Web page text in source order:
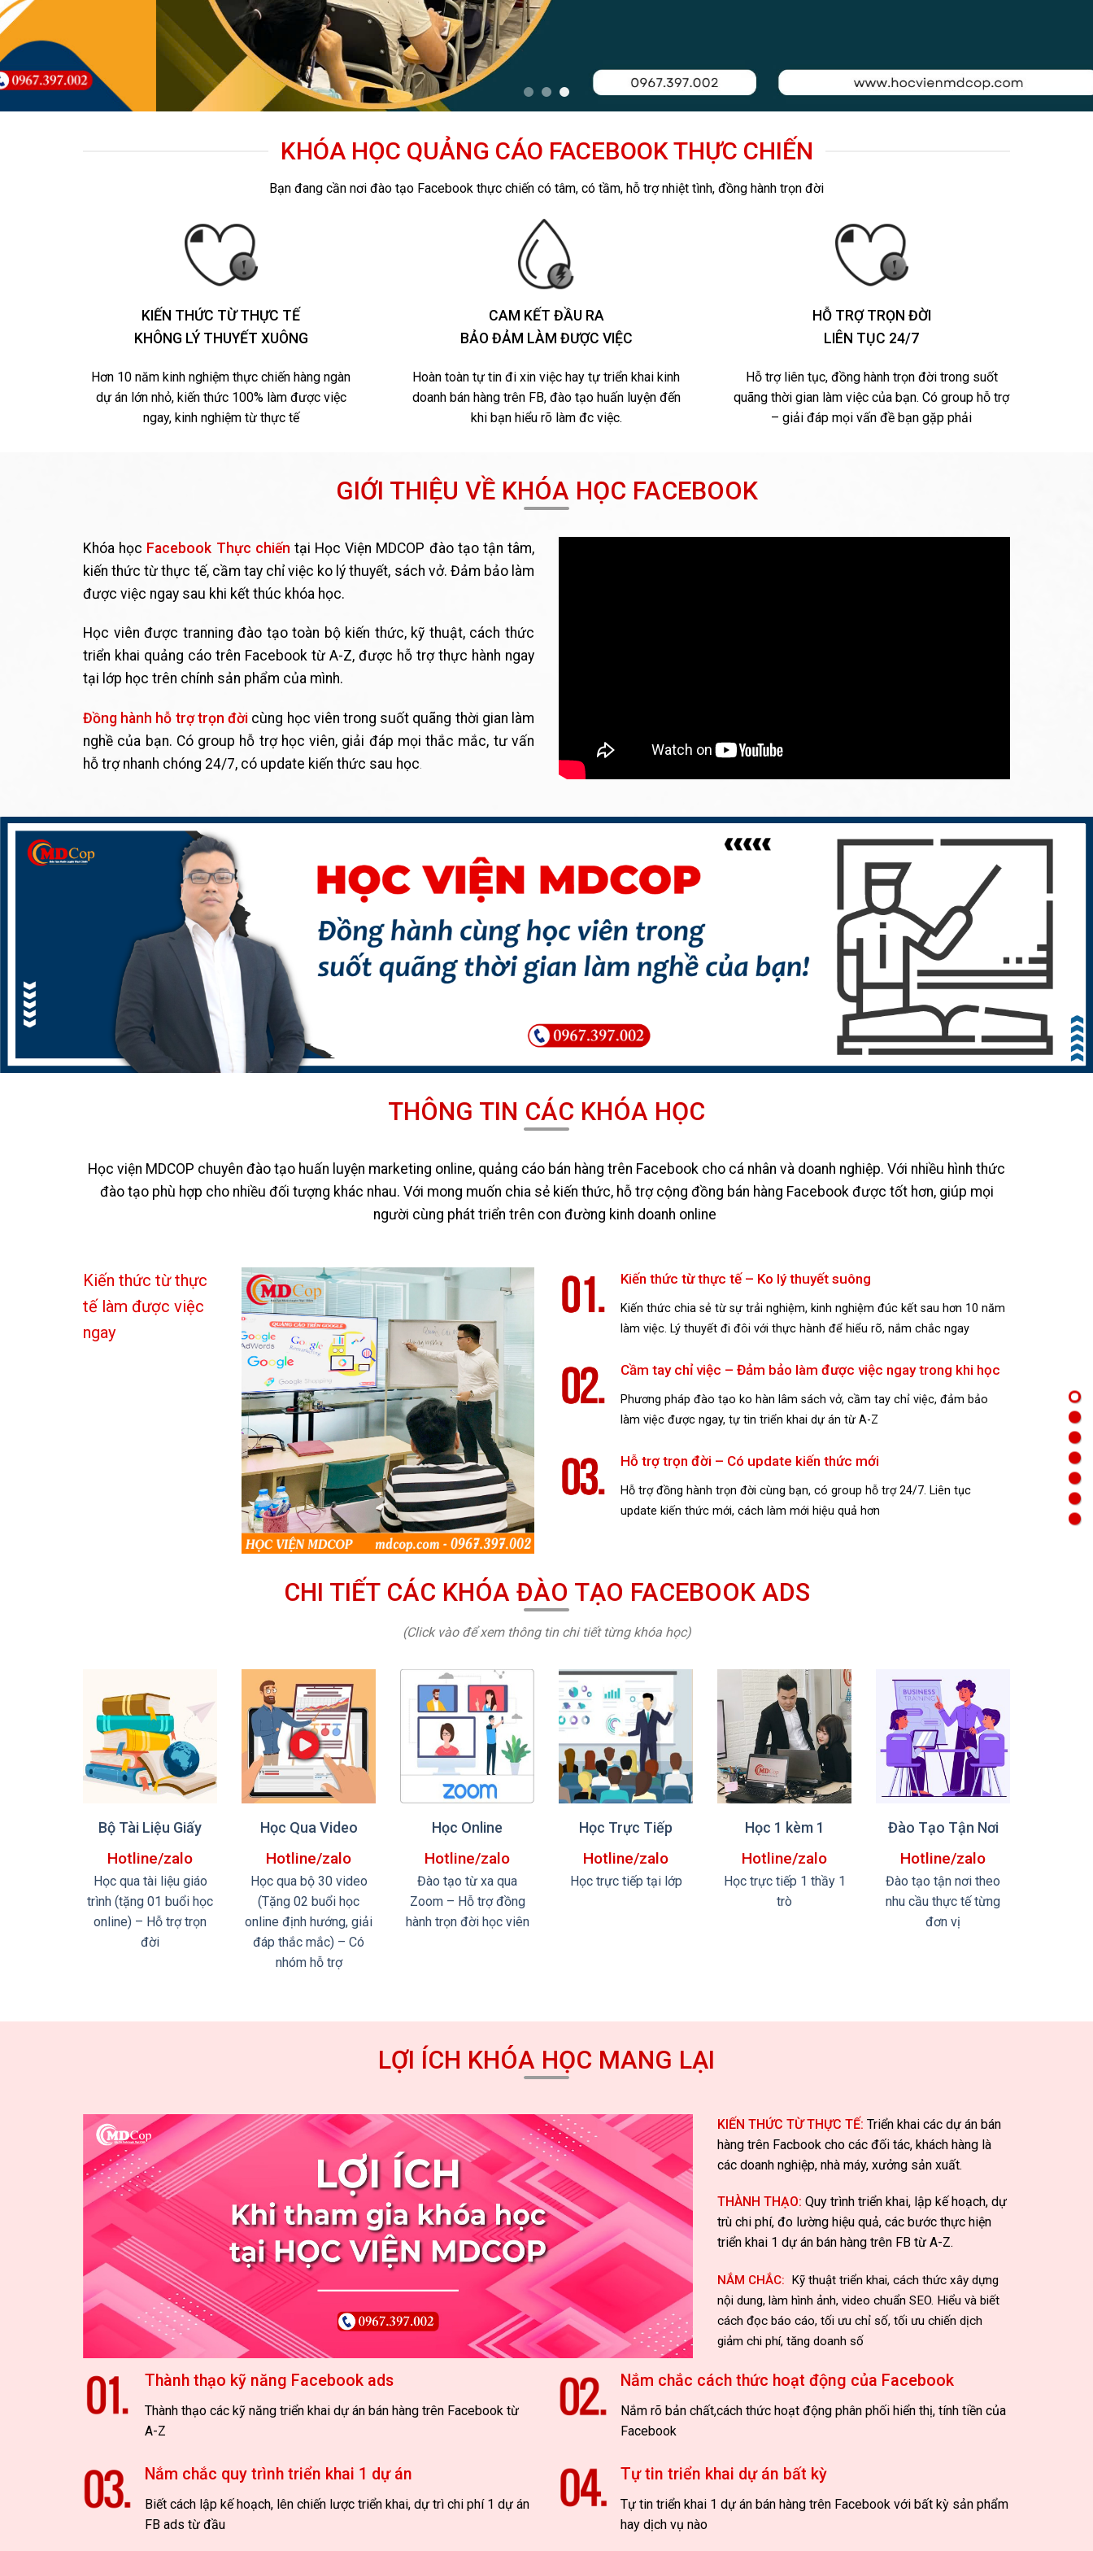
KHÓA HỌC QUẢNG CÁO FACEBOOK THỰC CHIẾN
Bạn đang cần nơi đào tạo Facebook thực chiến có tâm, có tầm, hỗ trợ nhiệt tình, đồng hành trọn đời
KIẾN THỨC TỪ THỰC TẾ
KHÔNG LÝ THUYẾT XUÔNG
Hơn 10 năm kinh nghiệm thực chiến hàng ngàn
dự án lớn nhỏ, kiến thức 100% làm được việc
ngay, kinh nghiệm từ thực tế
CAM KẾT ĐẦU RA
BẢO ĐẢM LÀM ĐƯỢC VIỆC
Hoàn toàn tự tin đi xin việc hay tự triển khai kinh
doanh bán hàng trên FB, đào tạo huấn luyện đến
khi bạn hiểu rõ làm đc việc.
HỖ TRỢ TRỌN ĐỜI
LIÊN TỤC 24/7
Hỗ trợ liên tục, đồng hành trọn đời trong suốt
quãng thời gian làm việc của bạn. Có group hỗ trợ
– giải đáp mọi vấn đề bạn gặp phải
GIỚI THIỆU VỀ KHÓA HỌC FACEBOOK
Khóa học Facebook Thực chiến tại Học Viện MDCOP đào tạo tận tâm,
kiến thức từ thực tế, cầm tay chỉ việc ko lý thuyết, sách vở. Đảm bảo làm
được việc ngay sau khi kết thúc khóa học.
Học viên được tranning đào tạo toàn bộ kiến thức, kỹ thuật, cách thức
triển khai quảng cáo trên Facebook từ A-Z, được hỗ trợ thực hành ngay
tại lớp học trên chính sản phẩm của mình.
Đồng hành hỗ trợ trọn đời cùng học viên trong suốt quãng thời gian làm
nghề của bạn. Có group hỗ trợ học viên, giải đáp mọi thắc mắc, tư vấn
hỗ trợ nhanh chóng 24/7, có update kiến thức sau học.
THÔNG TIN CÁC KHÓA HỌC
Học viện MDCOP chuyên đào tạo huấn luyện marketing online, quảng cáo bán hàng trên Facebook cho cá nhân và doanh nghiệp. Với nhiều hình thức
đào tạo phù hợp cho nhiều đối tượng khác nhau. Với mong muốn chia sẻ kiến thức, hỗ trợ cộng đồng bán hàng Facebook được tốt hơn, giúp mọi
người cùng phát triển trên con đường kinh doanh online
Kiến thức từ thực
tế làm được việc
ngay
Kiến thức từ thực tế – Ko lý thuyết suông
Kiến thức chia sẻ từ sự trải nghiệm, kinh nghiệm đúc kết sau hơn 10 năm
làm việc. Lý thuyết đi đôi với thực hành để hiểu rõ, nắm chắc ngay
Cầm tay chỉ việc – Đảm bảo làm được việc ngay trong khi học
Phương pháp đào tạo ko hàn lâm sách vở, cầm tay chỉ việc, đảm bảo
làm việc được ngay, tự tin triển khai dự án từ A-Z
Hỗ trợ trọn đời – Có update kiến thức mới
Hỗ trợ đồng hành trọn đời cùng bạn, có group hỗ trợ 24/7. Liên tục
update kiến thức mới, cách làm mới hiệu quả hơn
CHI TIẾT CÁC KHÓA ĐÀO TẠO FACEBOOK ADS
(Click vào để xem thông tin chi tiết từng khóa học)
Bộ Tài Liệu Giấy
Hotline/zalo
Học qua tài liệu giáo
trình (tặng 01 buổi học
online) – Hỗ trợ trọn
đời
Học Qua Video
Hotline/zalo
Học qua bộ 30 video
(Tặng 02 buổi học
online định hướng, giải
đáp thắc mắc) – Có
nhóm hỗ trợ
Học Online
Hotline/zalo
Đào tạo từ xa qua
Zoom – Hỗ trợ đồng
hành trọn đời học viên
Học Trực Tiếp
Hotline/zalo
Học trực tiếp tại lớp
Học 1 kèm 1
Hotline/zalo
Học trực tiếp 1 thầy 1
trò
Đào Tạo Tận Nơi
Hotline/zalo
Đào tạo tận nơi theo
nhu cầu thực tế từng
đơn vị
LỢI ÍCH KHÓA HỌC MANG LẠI
KIẾN THỨC TỪ THỰC TẾ: Triển khai các dự án bán
hàng trên Facbook cho các đối tác, khách hàng là
các doanh nghiệp, nhà máy, xưởng sản xuất.
THÀNH THẠO: Quy trình triển khai, lập kế hoạch, dự
trù chi phí, đo lường hiệu quả, các bước thực hiện
triển khai 1 dự án bán hàng trên FB từ A-Z.
NẮM CHẮC: Kỹ thuật triển khai, cách thức xây dựng
nội dung, làm hình ảnh, video chuẩn SEO. Hiểu và biết
cách đọc báo cáo, tối ưu chỉ số, tối ưu chiến dịch
giảm chi phí, tăng doanh số
Thành thạo kỹ năng Facebook ads
Thành thạo các kỹ năng triển khai dự án bán hàng trên Facebook từ
A-Z
Nắm chắc quy trình triển khai 1 dự án
Biết cách lập kế hoạch, lên chiến lược triển khai, dự trì chi phí 1 dự án
FB ads từ đầu
Nắm chắc cách thức hoạt động của Facebook
Nắm rõ bản chất,cách thức hoạt động phân phối hiển thị, tính tiền của
Facebook
Tự tin triển khai dự án bất kỳ
Tự tin triển khai 1 dự án bán hàng trên Facebook với bất kỳ sản phẩm
hay dịch vụ nào